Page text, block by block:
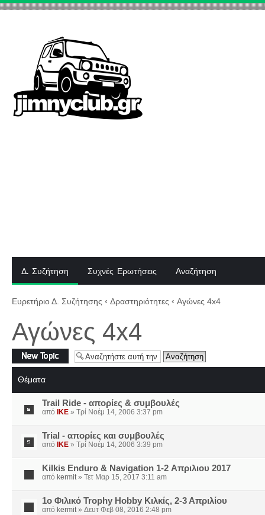
Δ. Συζήτηση Συχνές Ερωτήσεις Αναζήτηση
Ευρετήριο Δ. Συζήτησης ‹ Δραστηριότητες ‹ Αγώνες 4x4
Αγώνες 4x4
Δημιουργία νέου
θέματος
Θέματα
Trail Ride - απορίες & συμβουλές
από IKE » Τρί Νοέμ 14, 2006 3:37 pm
Trial - απορίες και συμβουλές
από IKE » Τρί Νοέμ 14, 2006 3:39 pm
Kilkis Enduro & Navigation 1-2 Απριλιου 2017
από kermit» Τετ Μαρ 15, 2017 3:11 am
1ο Φιλικό Trophy Hobby Κιλκίς, 2-3 Απριλίου
από kermit» Δευτ Φεβ 08, 2016 2:48 pm